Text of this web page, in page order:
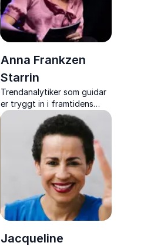
Anna Frankzen
Starrin
Trendanalytiker som guidar
er tryggt in i framtidens
digitala transformation
Jacqueline